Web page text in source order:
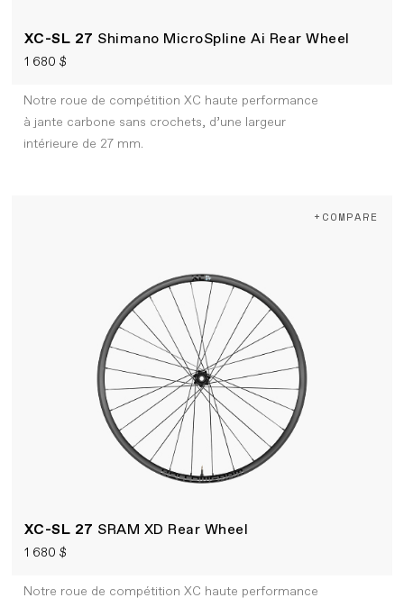
XC-SL 27 Shimano MicroSpline Ai Rear Wheel
1 680 $
Notre roue de compétition XC haute performance
à jante carbone sans crochets, d’une largeur
intérieure de 27 mm.
XC-SL 27 SRAM XD Rear Wheel
1 680 $
+COMPARE
Notre roue de compétition XC haute performance